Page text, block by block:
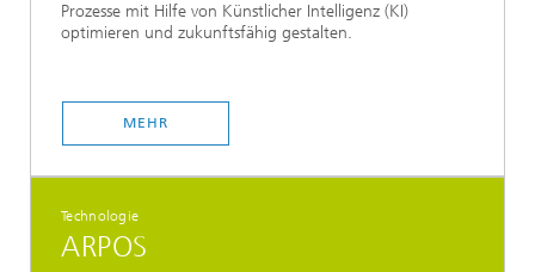
Prozesse mit Hilfe von Künstlicher Intelligenz (KI)
optimieren und zukunftsfähig gestalten.
MEHR
Technologie
ARPOS